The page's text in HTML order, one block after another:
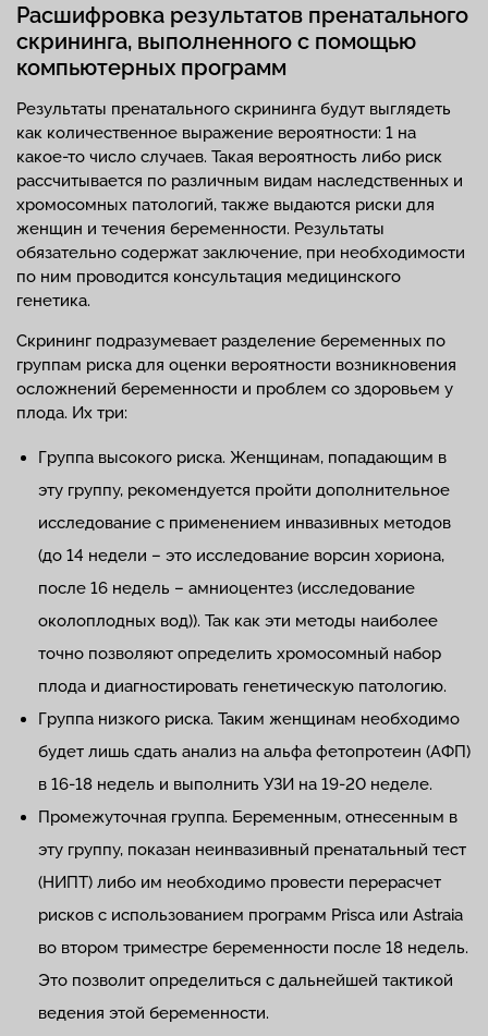
Расшифровка результатов пренатального
скрининга, выполненного с помощью
компьютерных программ
Результаты пренатального скрининга будут выглядеть
как количественное выражение вероятности: 1 на
какое-то число случаев. Такая вероятность либо риск
рассчитывается по различным видам наследственных и
хромосомных патологий, также выдаются риски для
женщин и течения беременности. Результаты
обязательно содержат заключение, при необходимости
по ним проводится консультация медицинского
генетика.
Скрининг подразумевает разделение беременных по
группам риска для оценки вероятности возникновения
осложнений беременности и проблем со здоровьем у
плода. Их три:
Группа высокого риска. Женщинам, попадающим в
эту группу, рекомендуется пройти дополнительное
исследование с применением инвазивных методов
(до 14 недели – это исследование ворсин хориона,
после 16 недель – амниоцентез (исследование
околоплодных вод)). Так как эти методы наиболее
точно позволяют определить хромосомный набор
плода и диагностировать генетическую патологию.
Группа низкого риска. Таким женщинам необходимо
будет лишь сдать анализ на альфа фетопротеин (АФП)
в 16-18 недель и выполнить УЗИ на 19-20 неделе.
Промежуточная группа. Беременным, отнесенным в
эту группу, показан неинвазивный пренатальный тест
(НИПТ) либо им необходимо провести перерасчет
рисков с использованием программ Prisca или Astraia
во втором триместре беременности после 18 недель.
Это позволит определиться с дальнейшей тактикой
ведения этой беременности.